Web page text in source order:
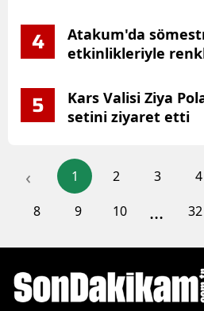
4
Atakum'da
etkinlikleriyle
5
Kars Valisi Ziya
setini ziyaret etti
‹ 1 2 3 4
8
9 10 ... 32